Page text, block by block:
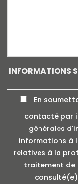
INFORMATIONS
En
contacté par
générales
informations à
relatives à la
traitement de